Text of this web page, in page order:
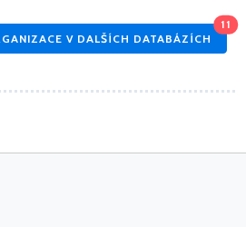
V DALŠÍCH DATABÁZÍCH
11